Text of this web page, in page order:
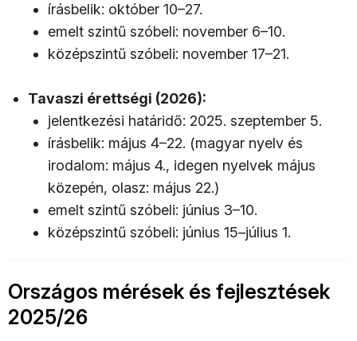
írásbelik: október 10–27.
emelt szintű szóbeli: november 6–10.
középszintű szóbeli: november 17–21.
Tavaszi érettségi (2026):
jelentkezési határidő: 2025. szeptember 5.​
írásbelik: május 4–22. (magyar nyelv és
irodalom: május 4., idegen nyelvek május
közepén, olasz: május 22.)
emelt szintű szóbeli: június 3–10.
középszintű szóbeli: június 15–július 1.
Országos mérések és fejlesztések
2025/26